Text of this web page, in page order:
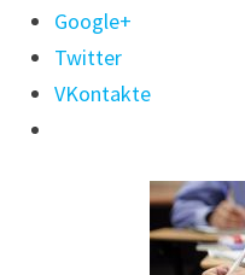
"Об
Афанасии
Белобородове
расскажут
Google+
Twitter
VKontakte